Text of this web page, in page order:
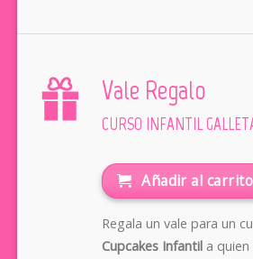
Vale Regalo
CURSO INFANTIL
Añadir al carrito
Regala un vale para un
Cupcakes Infantila quien